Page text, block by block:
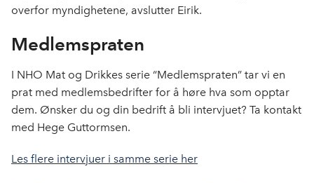
overfor myndighetene, avslutter Eirik.
Medlemspraten
I NHO Mat og Drikkes serie “Medlemspraten” tar vi en
prat med medlemsbedrifter for å høre hva som opptar
dem. Ønsker du og din bedrift å bli intervjuet? Ta kontakt
med Hege Guttormsen.
Les flere intervjuer i samme serie her